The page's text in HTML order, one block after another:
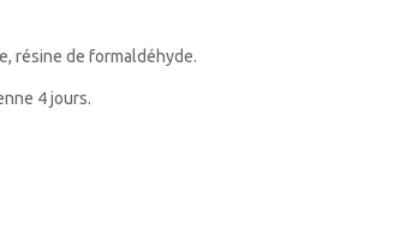
résine de formaldéhyde.
4 jours.